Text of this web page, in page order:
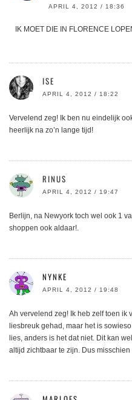
APRIL 4, 2012 / 18:36
IK MOET DIE IN FLORENCE
ISE
APRIL 4, 2012 / 18:22
Vervelend zeg! Ik ben nu eindelijk
heerlijk na zo’n lange tijd!
RINUS
APRIL 4, 2012 / 19:47
Berlijn, na Newyork toch wel ook 1
shoppen ook aldaar!.
NYNKE
APRIL 4, 2012 / 19:48
Ah vervelend zeg! Ik heb zelf toen ik
liesbreuk gehad, maar het is
lies, anders is het dat niet. Dit kan
altijd zichtbaar te zijn. Dus